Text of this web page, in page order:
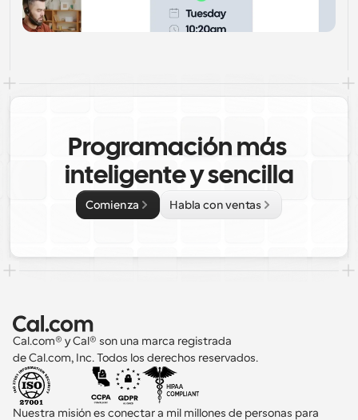
Programación más
inteligente y sencilla
Comienza Habla con ventas
Cal.com® y Cal® son una marca registrada
de Cal.com, Inc. Todos los derechos reservados.
Nuestra misión es conectar a mil millones de personas para